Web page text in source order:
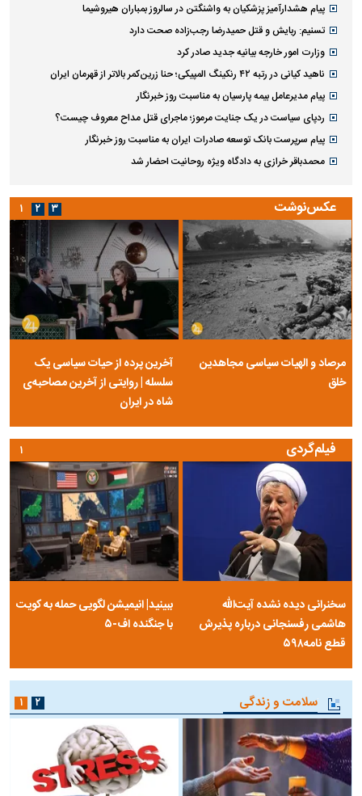
پیام هشدارآمیز پزشکیان به واشنگتن در سالروز بمباران هیروشیما
تسنیم: ربایش و قتل حمیدرضا رجب‌زاده صحت دارد
وزارت امور خارجه بیانیه جدید صادر کرد
ناهید کیانی در رتبه ۴۲ رنکینگ المپیکی؛ حنا زرین‌کمر بالاتر از قهرمان ایران
پیام مدیرعامل بیمه پارسیان به مناسبت روز خبرنگار
ردپای سیاست در یک جنایت مرموز؛ ماجرای قتل مداح معروف چیست؟
پیام سرپرست بانک توسعه صادرات ایران به مناسبت روز خبرنگار
محمدباقر خرازی به دادگاه ویژه روحانیت احضار شد
عکس‌نوشت
مرصاد و الهیات سیاسی مجاهدین
خلق
آخرین پرده از حیات سیاسی یک
سلسله | روایتی از آخرین مصاحبه‌ی
شاه در ایران
۱ ۲ ۳
فیلم‌گردی
سخنرانی دیده نشده آیت‌الله
هاشمی رفسنجانی درباره پذیرش
قطع نامه۵۹۸
ببینید| انیمیشن لگویی حمله به کویت
با جنگنده اف-۵
۱
سلامت و زندگی ۱ ۲